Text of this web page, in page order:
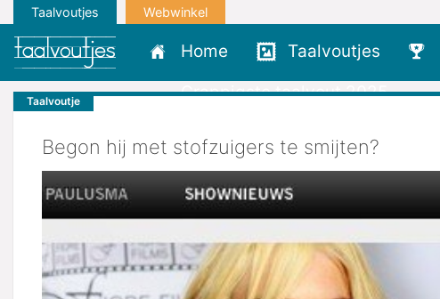
Taalvoutjes Webwinkel
Home Taalvoutjes
Grappigste taalvout 2025
Taalvoutje
Begon hij met stofzuigers te smijten?